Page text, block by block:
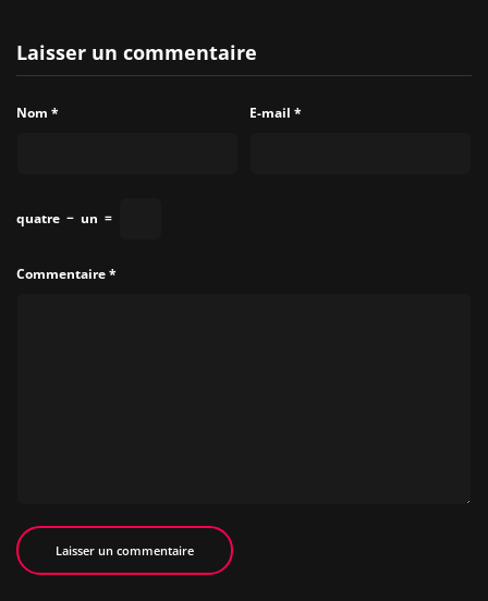
Laisser un commentaire
Nom * E-mail *
quatre − un =
Commentaire*